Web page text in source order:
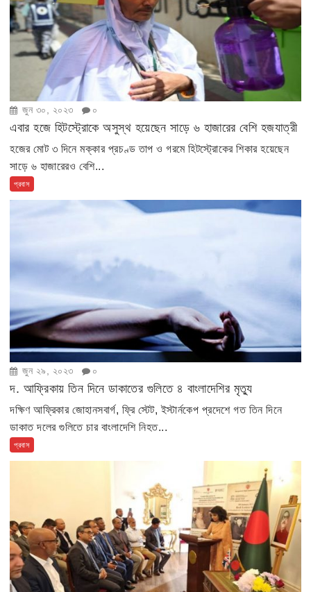
জুন ৩০, ২০২৩ ০
এবার হজে হিটস্ট্রোকে অসুস্থ হয়েছেন সাড়ে ৬ হাজারের বেশি হজযাত্রী
হজের মোট ৩ দিনে মক্কার প্রচণ্ড তাপ ও গরমে হিটস্ট্রোকের শিকার হয়েছেন
সাড়ে ৬ হাজারেরও বেশি...
প্রবাস
জুন ২৯, ২০২৩ ০
দ. আফ্রিকায় তিন দিনে ডাকাতের গুলিতে ৪ বাংলাদেশির মৃত্যু
দক্ষিণ আফ্রিকার জোহানসবার্গ, ফ্রি স্টেট, ইস্টার্নকেপ প্রদেশে গত তিন দিনে
ডাকাত দলের গুলিতে চার বাংলাদেশি নিহত...
প্রবাস